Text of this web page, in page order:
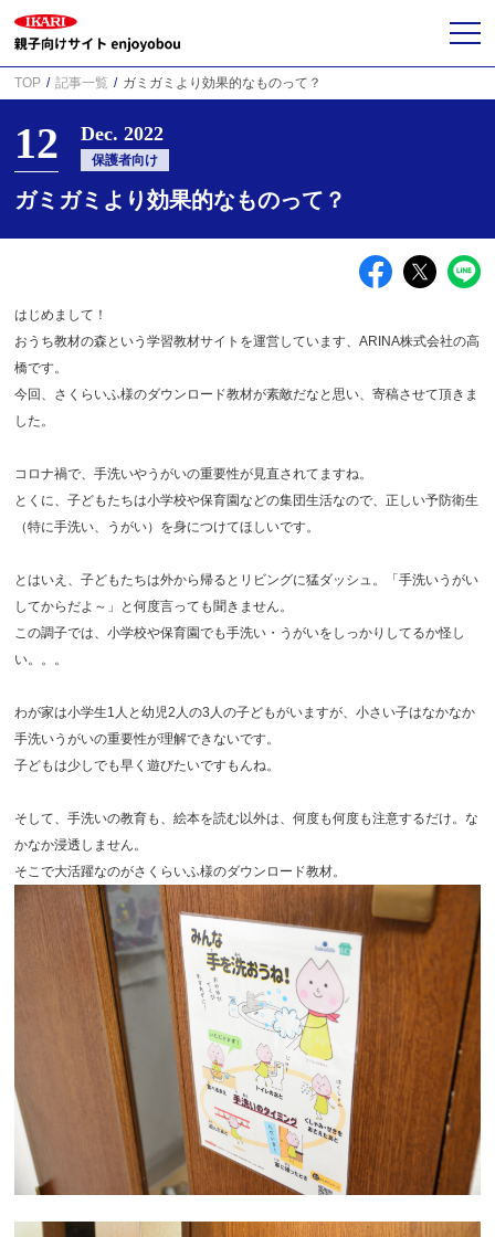
TOP 記事一覧 ガミガミより効果的なものって？
12 Dec. 2022
保護者向け
ガミガミより効果的なものって？
はじめまして！
おうち教材の森という学習教材サイトを運営しています、ARINA株式会社の高
橋です。
今回、さくらいふ様のダウンロード教材が素敵だなと思い、寄稿させて頂きま
した。
コロナ禍で、手洗いやうがいの重要性が見直されてますね。
とくに、子どもたちは小学校や保育園などの集団生活なので、正しい予防衛生
（特に手洗い、うがい）を身につけてほしいです。
とはいえ、子どもたちは外から帰るとリビングに猛ダッシュ。「手洗いうがい
してからだよ～」と何度言っても聞きません。
この調子では、小学校や保育園でも手洗い・うがいをしっかりしてるか怪し
い。。。
わが家は小学生1人と幼児2人の3人の子どもがいますが、小さい子はなかなか
手洗いうがいの重要性が理解できないです。
子どもは少しでも早く遊びたいですもんね。
そして、手洗いの教育も、絵本を読む以外は、何度も何度も注意するだけ。な
かなか浸透しません。
そこで大活躍なのがさくらいふ様のダウンロード教材。